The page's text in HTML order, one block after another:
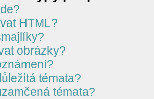
HTML?
obrázky?
témata?
témata?